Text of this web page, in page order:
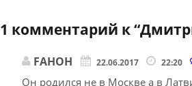
1 комментарий к “
FАНОН 22.06.2017 22:20
Он родился не в Москве а в